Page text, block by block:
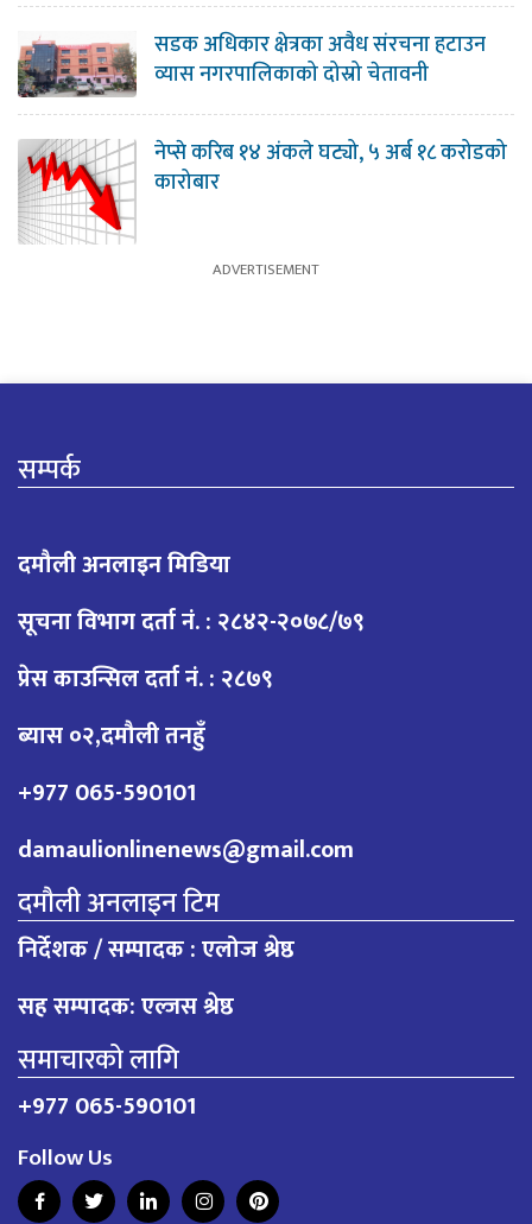
सडक अधिकार क्षेत्रका अवैध संरचना हटाउन
व्यास नगरपालिकाको दोस्रो चेतावनी
नेप्से करिब १४ अंकले घट्यो, ५ अर्ब १८ करोडको
कारोबार
सम्पर्क
दमौली अनलाइन मिडिया
सूचना विभाग दर्ता नं. : २८४२-२०७८/७९
प्रेस काउन्सिल दर्ता नं. : २८७९
ब्यास ०२,दमौली तनहुँ
+977 065-590101
damaulionlinenews@gmail.com
दमौली अनलाइन टिम
निर्देशक / सम्पादक : एलोज श्रेष्ठ
सह सम्पादक: एल्जस श्रेष्ठ
समाचारको लागि
+977 065-590101
Follow Us